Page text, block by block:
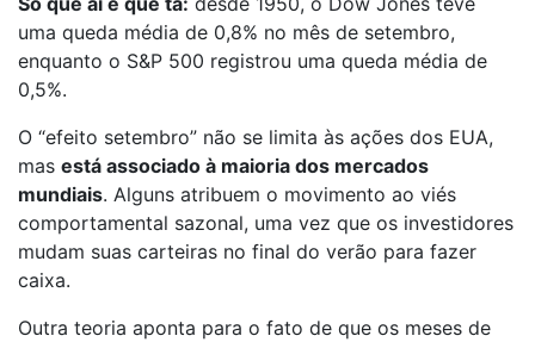
uma queda média de 0,8% no mês de setembro,
enquanto o S&P 500 registrou uma queda média de
0,5%.
O “efeito setembro” não se limita às ações dos EUA,
mas está associado à maioria dos mercados
mundiais. Alguns atribuem o movimento ao viés
comportamental sazonal, uma vez que os investidores
mudam suas carteiras no final do verão para fazer
caixa.
Outra teoria aponta para o fato de que os meses de